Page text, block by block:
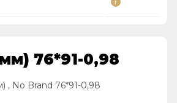
76*91-0,98
, No Brand 76*91-0,98